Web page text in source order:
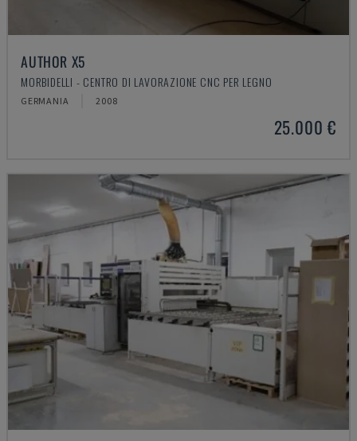
AUTHOR X5
MORBIDELLI - CENTRO DI LAVORAZIONE CNC PER LEGNO
GERMANIA 2008
25.000 €